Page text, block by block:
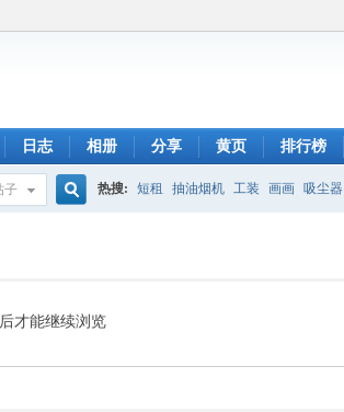
日志 相册 分享 黄页 排行榜
子
索
热搜: 短租 抽油烟机 工装 画画 吸尘器
才能继续浏览